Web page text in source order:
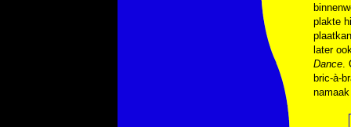
plakte
later
Dance.
bric-à-